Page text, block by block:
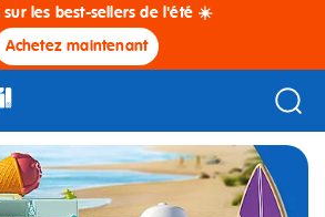
les best-sellers de l'été ☀️
Achetez maintenant